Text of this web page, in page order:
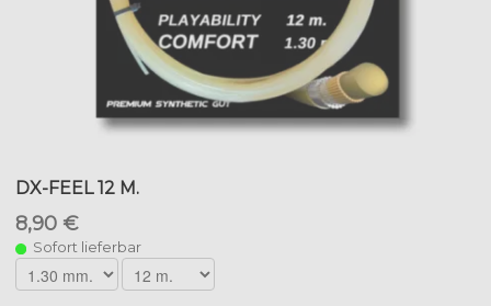
DX-FEEL 12 M.
8,90 €
Sofort lieferbar